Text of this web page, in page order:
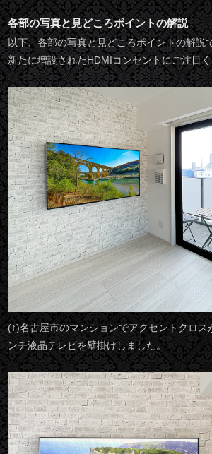
各部の写真と見どころポイントの解説
以下、各部の写真と見どころポイントの解説
新たに増設されたHDMIコンセントにご注目
(↑)名古屋市のマンションでアクセントクロ
ンチ液晶テレビを壁掛けしました。